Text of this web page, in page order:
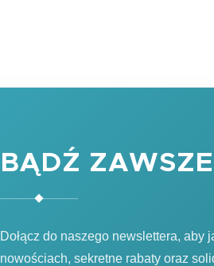
BĄDŹ
Dołącz do naszego newslettera,
nowościach, sekretne rabaty oraz